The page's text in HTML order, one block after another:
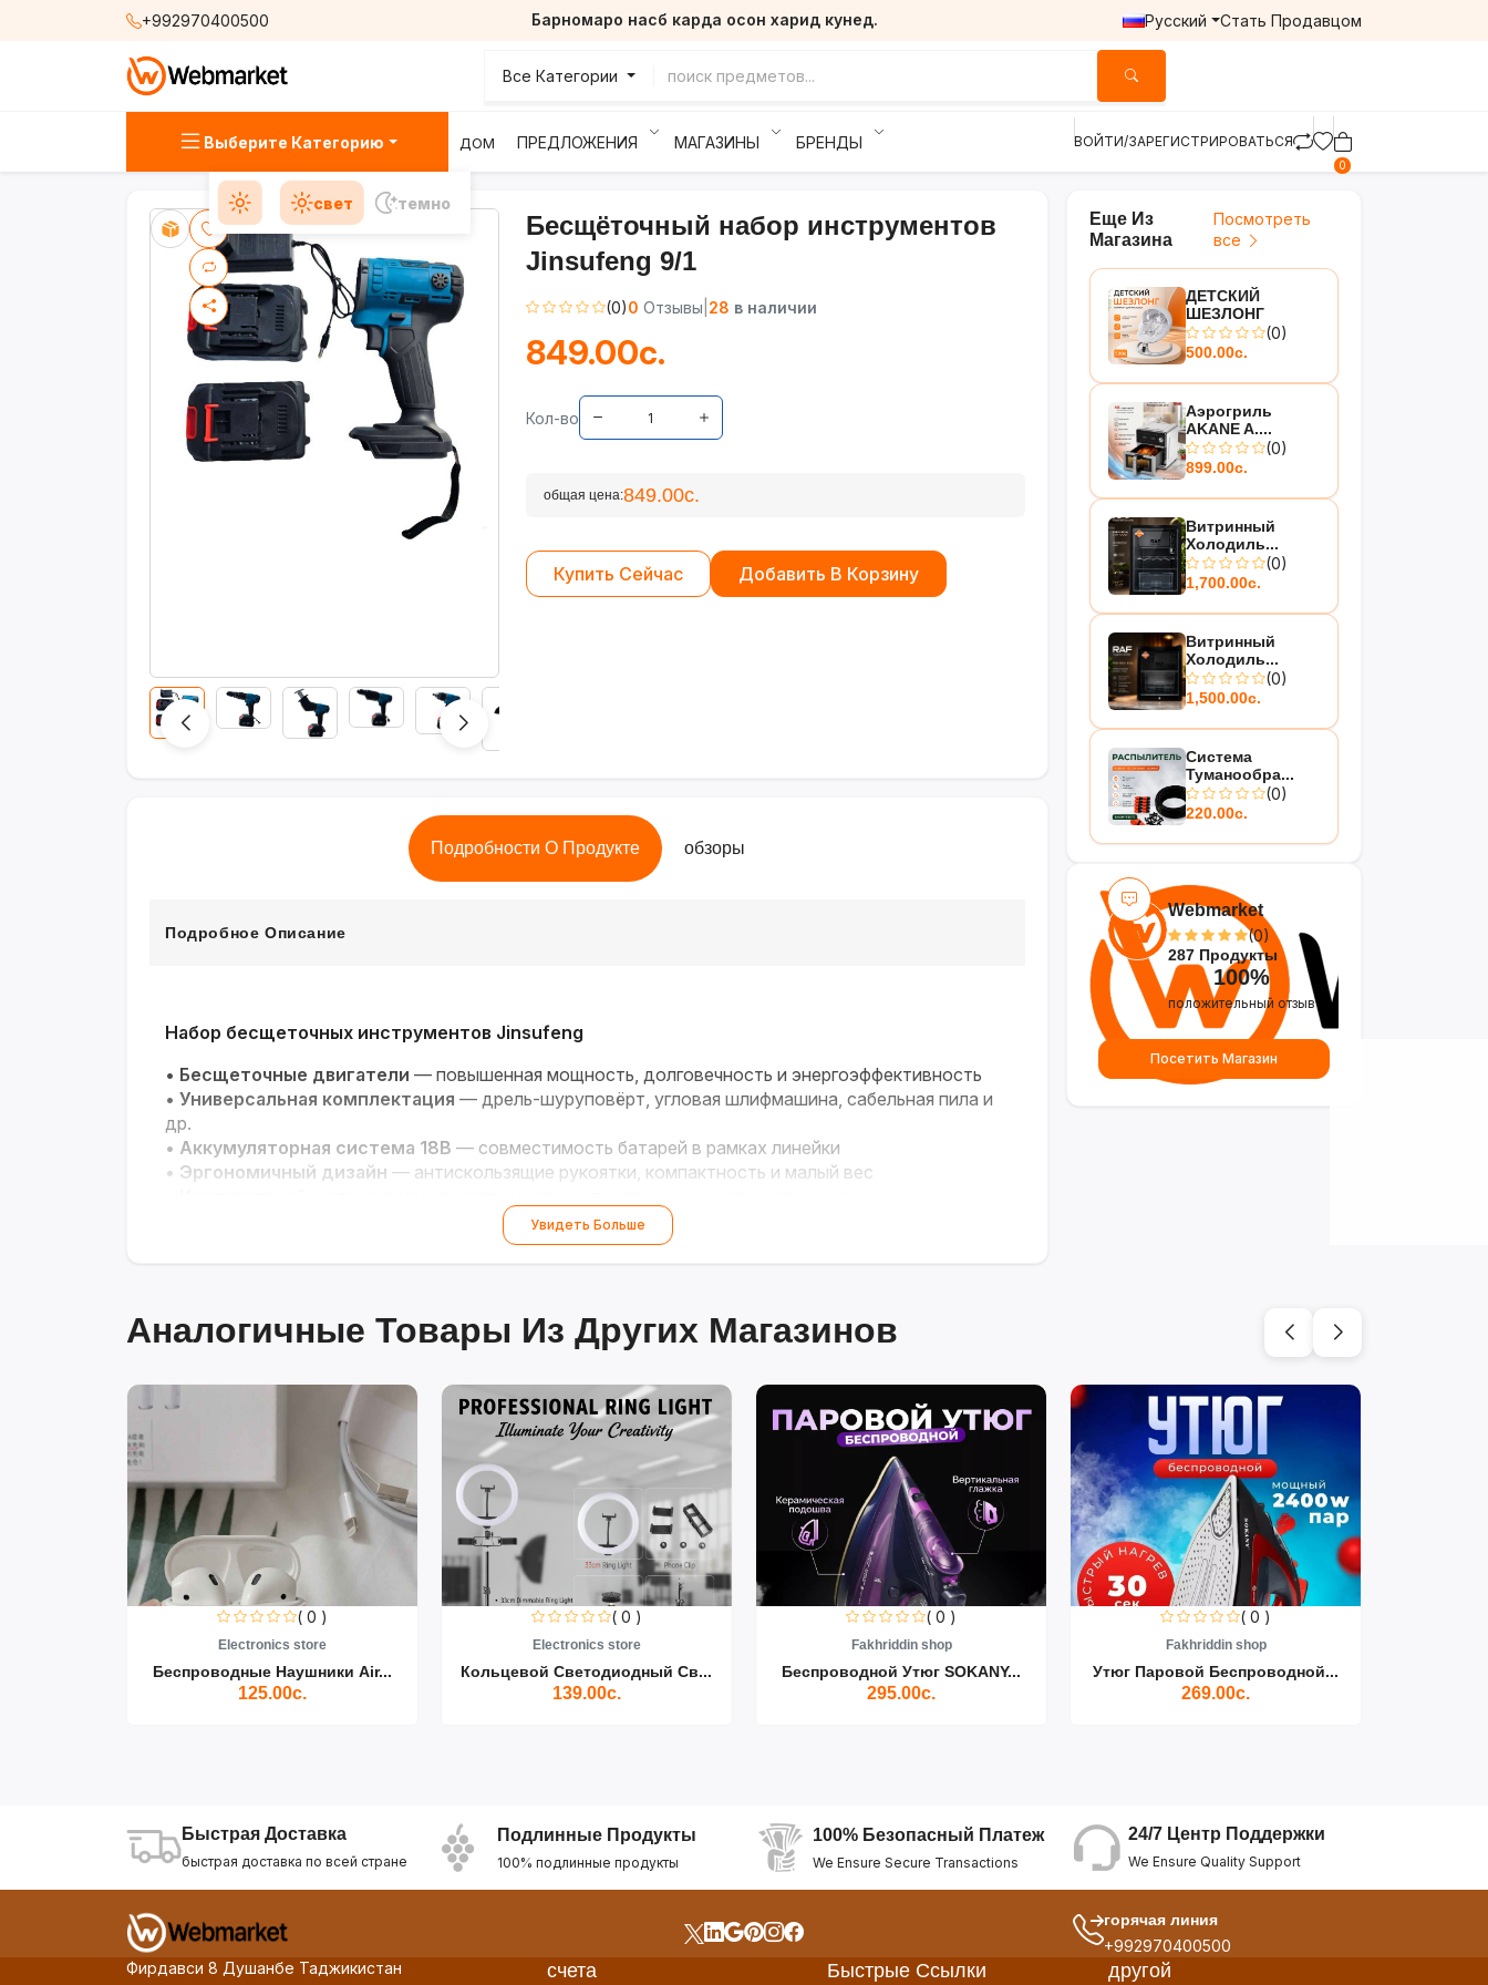
+992970400500 Барномаро насб карда осон харид кунед. Русский Стать Продавцом
Все Категории
Выберите Категорию ДОМ ПРЕДЛОЖЕНИЯ МАГАЗИНЫ БРЕНДЫ ВОЙТИ/ЗАРЕГИСТРИРОВАТЬСЯ
0
свет темно
Бесщёточный набор инструментов
Jinsufeng 9/1
(0)0 Отзывы 28 в наличии
849.00с.
Кол-во
общая цена:849.00с.
Купить Сейчас Добавить В Корзину
Подробности О Продукте обзоры
Подробное Описание
Набор бесщеточных инструментов Jinsufeng
• Бесщеточные двигатели — повышенная мощность, долговечность и энергоэффективность
• Универсальная комплектация — дрель-шуруповёрт, угловая шлифмашина, сабельная пила и
др.
• Аккумуляторная система 18В — совместимость батарей в рамках линейки
• Эргономичный дизайн — антискользящие рукоятки, компактность и малый вес
Увидеть Больше
Еще Из
Магазина
Посмотреть
все
ДЕТСКИЙ
ШЕЗЛОНГ
(0)
500.00с.
Аэрогриль
AKANE A....
(0)
899.00с.
Витринный
Холодиль...
(0)
1,700.00с.
Витринный
Холодиль...
(0)
1,500.00с.
Система
Туманообра...
(0)
220.00с.
Webmarket
(0)
287 Продукты
100%
положительный отзыв
Посетить Магазин
Аналогичные Товары Из Других Магазинов
( 0 )
Electronics store
Беспроводные Наушники Air...
125.00с.
( 0 )
Electronics store
Кольцевой Светодиодный Св...
139.00с.
( 0 )
Fakhriddin shop
Беспроводной Утюг SOKANY...
295.00с.
( 0 )
Fakhriddin shop
Утюг Паровой Беспроводной...
269.00с.
Быстрая Доставка
быстрая доставка по всей стране
Подлинные Продукты
100% подлинные продукты
100% Безопасный Платеж
We Ensure Secure Transactions
24/7 Центр Поддержки
We Ensure Quality Support
горячая линия
+992970400500
Фирдавси 8 Душанбе Таджикистан
счета Быстрые Ссылки другой